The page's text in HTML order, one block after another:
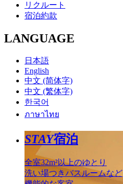
リクルート
宿泊約款
LANGUAGE
日本語
English
中文 (简体字)
中文 (繁体字)
한국어
ภาษาไทย
STAY宿泊
全室32m²以上のゆとり
洗い場つきバスルームなど